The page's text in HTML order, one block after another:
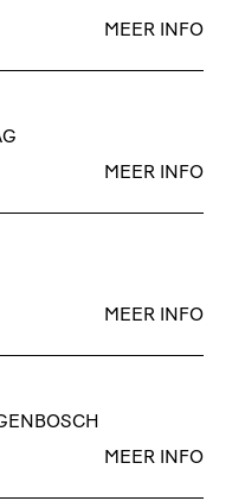
MEER INFO
MEER INFO
MEER INFO
MEER INFO